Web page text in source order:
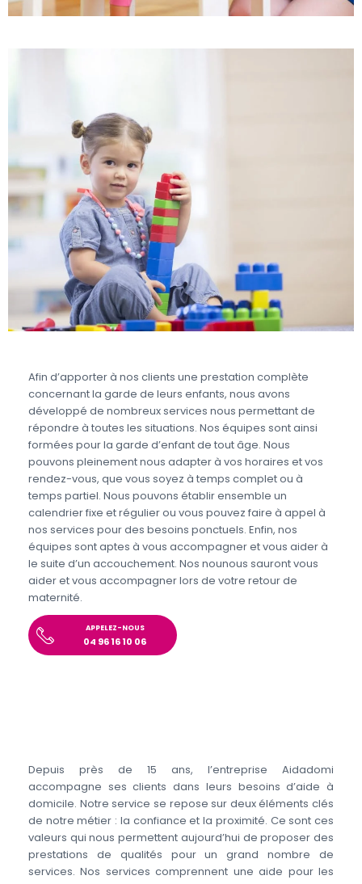
Afin d’apporter à nos clients une prestation complète
concernant la garde de leurs enfants, nous avons
développé de nombreux services nous permettant de
répondre à toutes les situations. Nos équipes sont ainsi
formées pour la garde d’enfant de tout âge. Nous
pouvons pleinement nous adapter à vos horaires et vos
rendez-vous, que vous soyez à temps complet ou à
temps partiel. Nous pouvons établir ensemble un
calendrier fixe et régulier ou vous pouvez faire à appel à
nos services pour des besoins ponctuels. Enfin, nos
équipes sont aptes à vous accompagner et vous aider à
le suite d’un accouchement. Nos nounous sauront vous
aider et vous accompagner lors de votre retour de
maternité.
APPELEZ-NOUS
04 96 16 10 06
Depuis près de 15 ans, l’entreprise Aidadomi
accompagne ses clients dans leurs besoins d’aide à
domicile. Notre service se repose sur deux éléments clés
de notre métier : la confiance et la proximité. Ce sont ces
valeurs qui nous permettent aujourd’hui de proposer des
prestations de qualités pour un grand nombre de
services. Nos services comprennent une aide pour les